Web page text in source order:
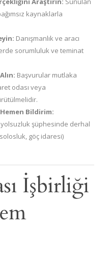
kaynaklarla
Danışmanlık ve aracı
sorumluluk ve teminat
Başvurular mutlaka
odası veya
Hemen Bildirim:
yolsuzluk şüphesinde derhal
göç idaresi)
İşbirliği